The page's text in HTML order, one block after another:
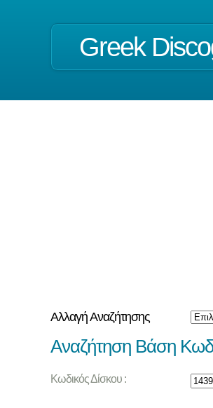
Greek
Αλλαγή Αναζήτησης
Αναζήτηση Βάση
Κωδικός Δίσκου :